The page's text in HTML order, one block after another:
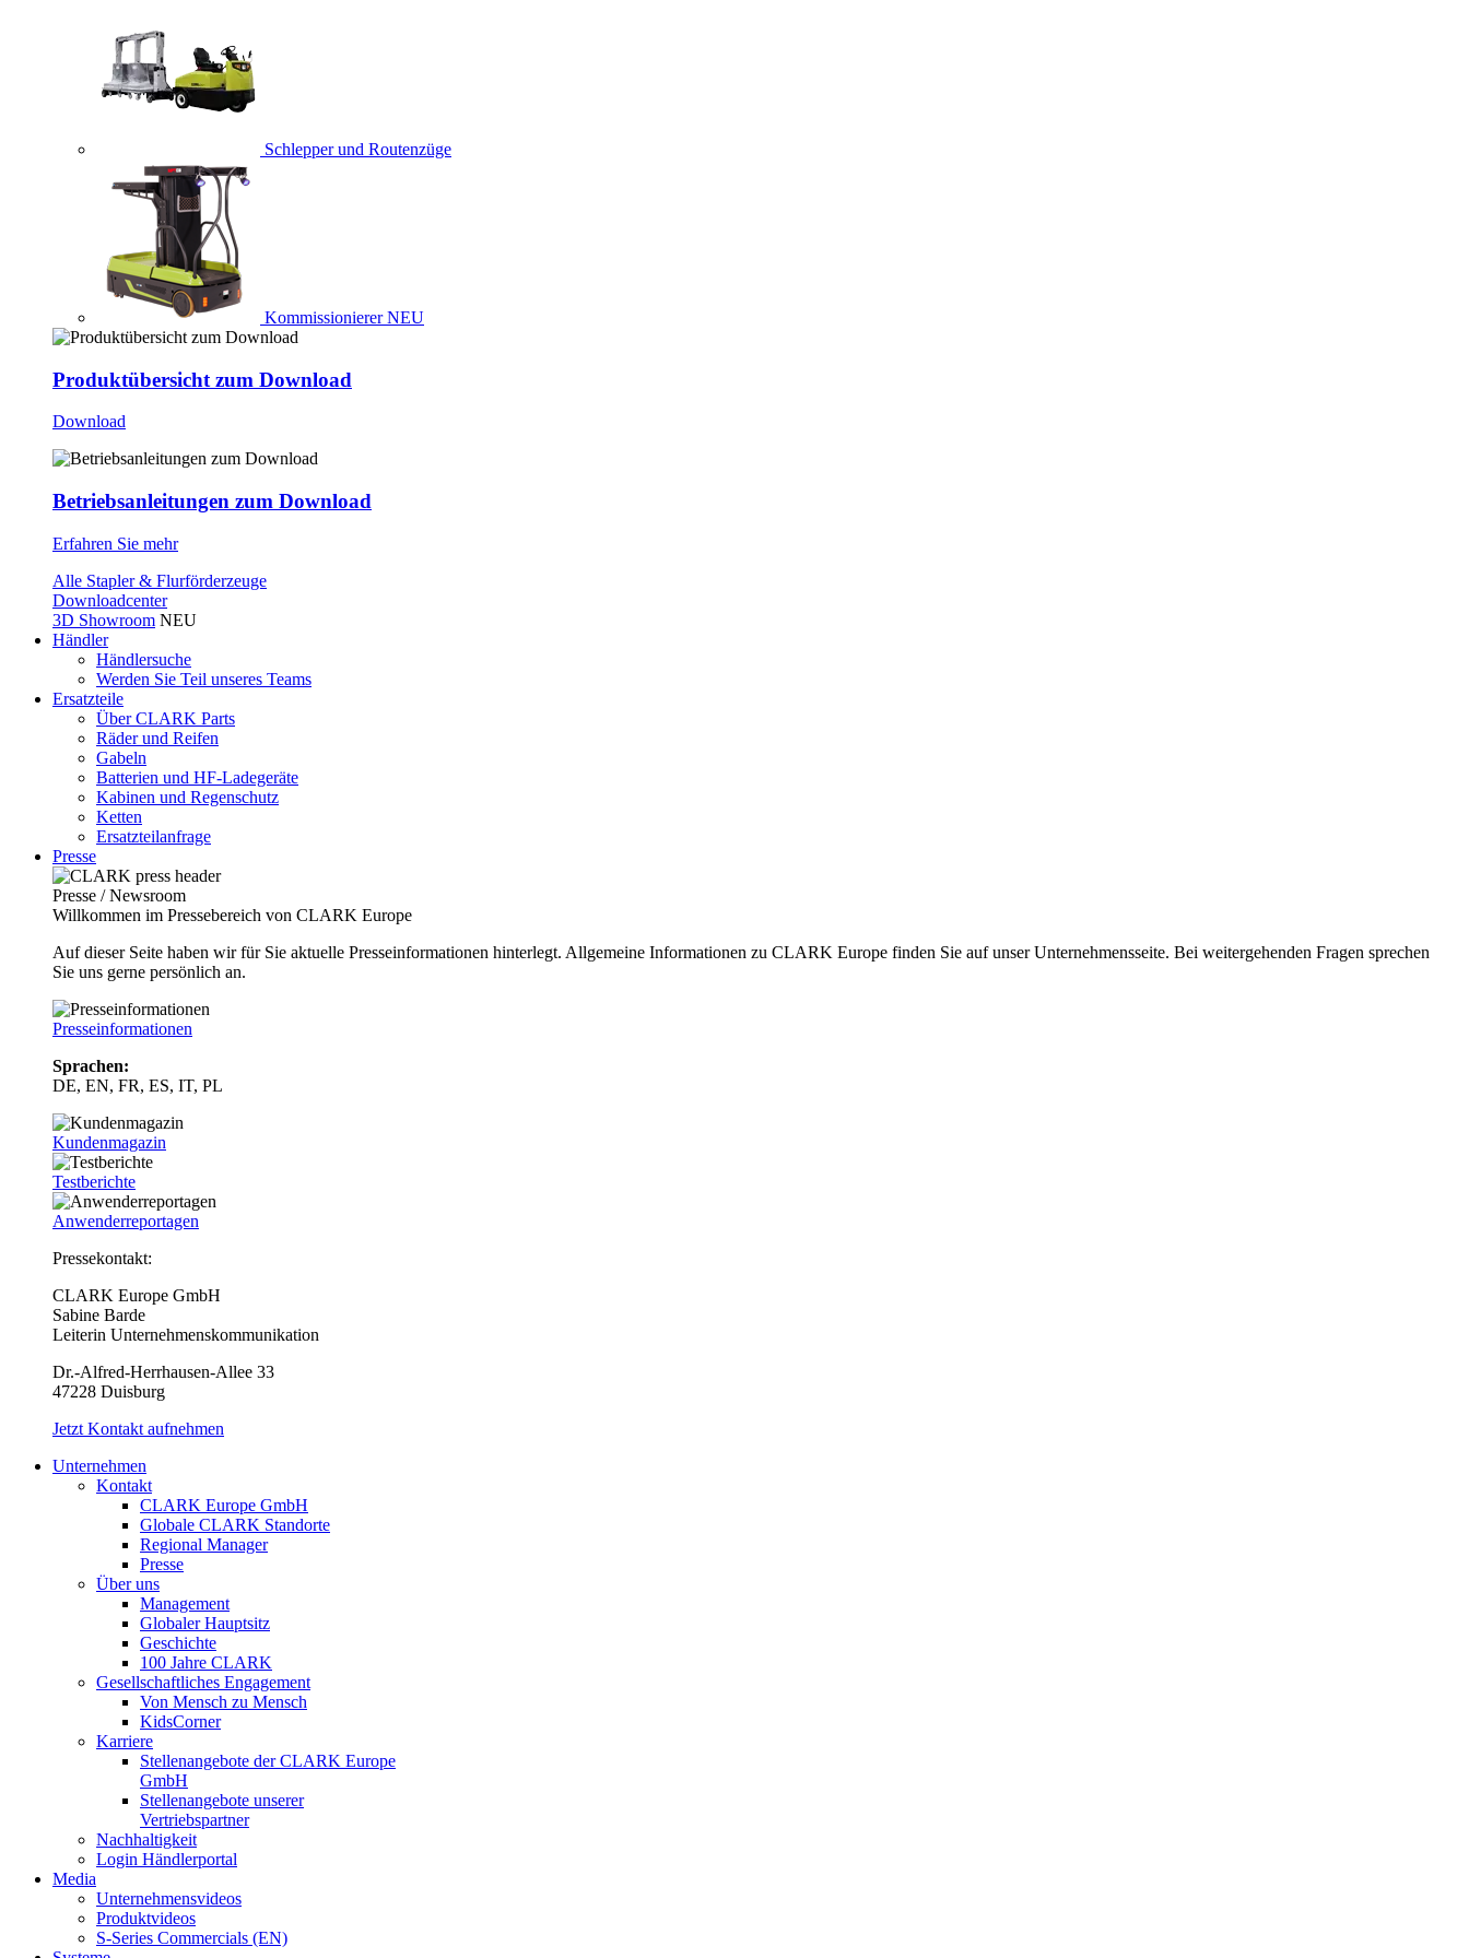
Schlepper und Routenzüge
Kommissionierer NEU
Produktübersicht zum Download
Download
Betriebsanleitungen zum Download
Erfahren Sie mehr
Alle Stapler & Flurförderzeuge
Downloadcenter
3D Showroom NEU
Händler
Händlersuche
Werden Sie Teil unseres Teams
Ersatzteile
Über CLARK Parts
Räder und Reifen
Gabeln
Batterien und HF-Ladegeräte
Kabinen und Regenschutz
Ketten
Ersatzteilanfrage
Presse
Presse / Newsroom
Willkommen im Pressebereich von CLARK Europe
Auf dieser Seite haben wir für Sie aktuelle Presseinformationen hinterlegt. Allgemeine Informationen zu CLARK Europe finden Sie auf unser Unternehmensseite. Bei weitergehenden Fragen sprechen
Sie uns gerne persönlich an.
Presseinformationen
Sprachen:
DE, EN, FR, ES, IT, PL
Kundenmagazin
Testberichte
Anwenderreportagen
Pressekontakt:
CLARK Europe GmbH
Sabine Barde
Leiterin Unternehmenskommunikation
Dr.-Alfred-Herrhausen-Allee 33
47228 Duisburg
Jetzt Kontakt aufnehmen
Unternehmen
Kontakt
CLARK Europe GmbH
Globale CLARK Standorte
Regional Manager
Presse
Über uns
Management
Globaler Hauptsitz
Geschichte
100 Jahre CLARK
Gesellschaftliches Engagement
Von Mensch zu Mensch
KidsCorner
Karriere
Stellenangebote der CLARK Europe
GmbH
Stellenangebote unserer
Vertriebspartner
Nachhaltigkeit
Login Händlerportal
Media
Unternehmensvideos
Produktvideos
S-Series Commercials (EN)